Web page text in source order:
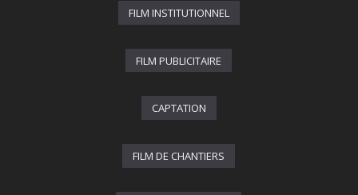
FILM INSTITUTIONNEL
FILM PUBLICITAIRE
CAPTATION
FILM DE CHANTIERS